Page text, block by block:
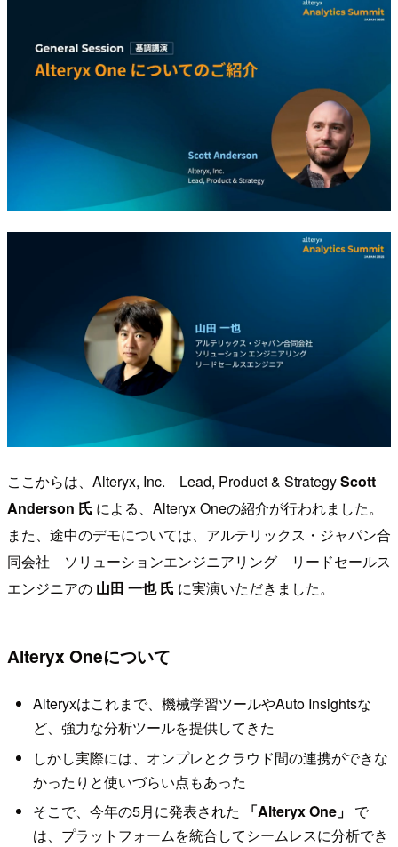
ここからは、Alteryx, Inc. Lead, Product & StrategyScott
Anderson 氏 による、Alteryx Oneの紹介が行われました。
また、途中のデモについては、アルテリックス・ジャパン合
同会社 ソリューションエンジニアリング リードセールス
エンジニアの 山田 一也 氏 に実演いただきました。
Alteryx Oneについて
Alteryxはこれまで、機械学習ツールやAuto Insightsな
ど、強力な分析ツールを提供してきた
しかし実際には、オンプレとクラウド間の連携ができな
かったりと使いづらい点もあった
そこで、今年の5月に発表された
「Alteryx One」 で
は、プラットフォームを統合してシームレスに分析でき